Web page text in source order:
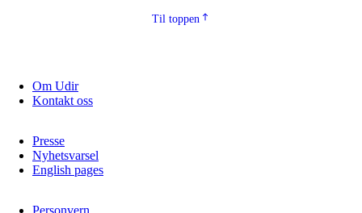
Til toppen
Om Udir
Kontakt oss
Presse
Nyhetsvarsel
English pages